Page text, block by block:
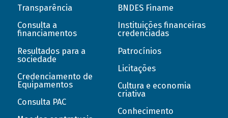
Transparência
Consulta a
financiamentos
Resultados para a
sociedade
Credenciamento de
Equipamentos
Consulta PAC
BNDES Finame
Instituições financeiras
credenciadas
Patrocínios
Licitações
Cultura e economia
criativa
Conhecimento